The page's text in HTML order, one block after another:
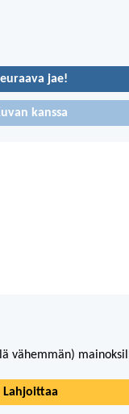
jae!
kanssa
vähemmän)
Lahjoittaa